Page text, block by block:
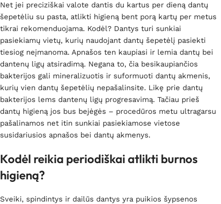
Net jei preciziškai valote dantis du kartus per dieną dantų
šepetėliu su pasta, atlikti higieną bent porą kartų per metus
tikrai rekomenduojama. Kodėl? Dantys turi sunkiai
pasiekiamų vietų, kurių naudojant dantų šepetėlį pasiekti
tiesiog neįmanoma. Apnašos ten kaupiasi ir lemia dantų bei
dantenų ligų atsiradimą. Negana to, čia besikaupiančios
bakterijos gali mineralizuotis ir suformuoti dantų akmenis,
kurių vien dantų šepetėlių nepašalinsite. Likę prie dantų
bakterijos lems dantenų ligų progresavimą. Tačiau prieš
dantų higieną jos bus bejėgės – procedūros metu ultragarsu
pašalinamos net itin sunkiai pasiekiamose vietose
susidariusios apnašos bei dantų akmenys.
Kodėl reikia periodiškai atlikti burnos
higieną?
Sveiki, spindintys ir dailūs dantys yra puikios šypsenos